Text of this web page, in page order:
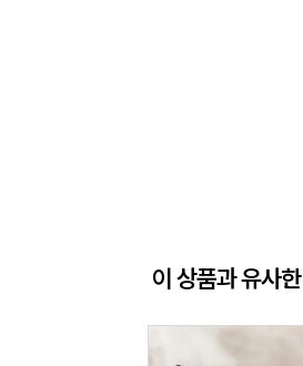
이 상품과 유사한